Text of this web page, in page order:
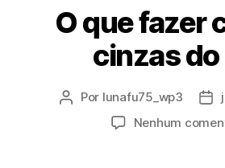
O que fazer
cinzas do
Por lunafu75_wp3
Nenhum